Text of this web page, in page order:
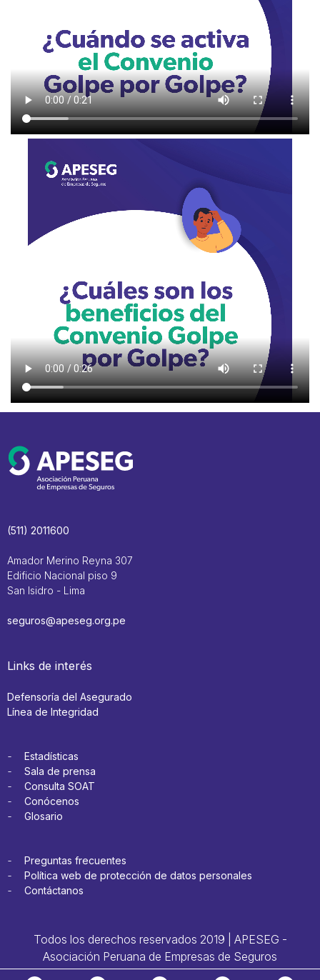
(511) 2011600
Amador Merino Reyna 307
Edificio Nacional piso 9
San Isidro - Lima
seguros@apeseg.org.pe
Links de interés
Defensoría del Asegurado
Línea de Integridad
Estadísticas
Sala de prensa
Consulta SOAT
Conócenos
Glosario
Preguntas frecuentes
Política web de protección de datos personales
Contáctanos
Todos los derechos reservados 2019 | APESEG -
Asociación Peruana de Empresas de Seguros